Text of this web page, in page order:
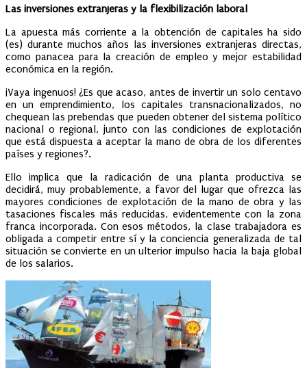
Las inversiones extranjeras y la flexibilización laboral
La apuesta más corriente a la obtención de capitales ha sido
(es) durante muchos años las inversiones extranjeras directas,
como panacea para la creación de empleo y mejor estabilidad
económica en la región.
¡Vaya ingenuos! ¿Es que acaso, antes de invertir un solo centavo
en un emprendimiento, los capitales transnacionalizados, no
chequean las prebendas que pueden obtener del sistema político
nacional o regional, junto con las condiciones de explotación
que está dispuesta a aceptar la mano de obra de los diferentes
países y regiones?.
Ello implica que la radicación de una planta productiva se
decidirá, muy probablemente, a favor del lugar que ofrezca las
mayores condiciones de explotación de la mano de obra y las
tasaciones fiscales más reducidas, evidentemente con la zona
franca incorporada. Con esos métodos, la clase trabajadora es
obligada a competir entre sí y la conciencia generalizada de tal
situación se convierte en un ulterior impulso hacia la baja global
de los salarios.